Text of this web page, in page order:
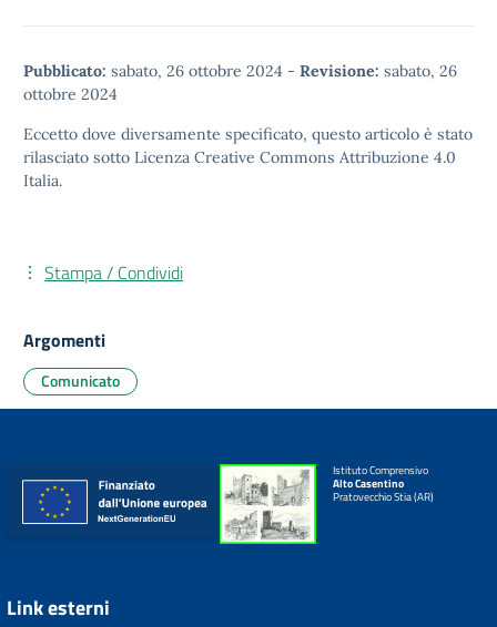
Pubblicato: sabato, 26 ottobre 2024 - Revisione: sabato, 26
ottobre 2024
Eccetto dove diversamente specificato, questo articolo è stato
rilasciato sotto Licenza Creative Commons Attribuzione 4.0
Italia.
Stampa / Condividi
Argomenti
Comunicato
Istituto Comprensivo
Alto Casentino
Pratovecchio Stia (AR)
Link esterni